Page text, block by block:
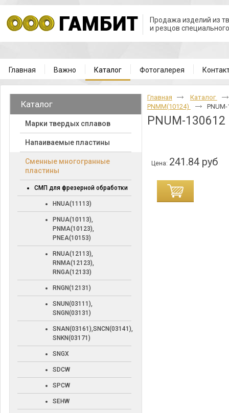
Продажа изделий из
и резцов
Главная Важно Каталог Фотогалерея
Каталог
Марки твердых сплавов
Напаиваемые пластины
Cменные многогранные
пластины
СМП для фрезерной обработки
HNUA(11113)
PNUA(10113),
PNMA(10123),
PNEA(10153)
RNUA(12113),
RNMA(12123),
RNGA(12133)
RNGN(12131)
SNUN(03111),
SNGN(03131)
SNAN(03161),SNCN(03141),
SNKN(03171)
SNGX
SDCW
SPCW
SEHW
Главная
Каталог
PNMM(10124)
PNUM-130612
Цена: 241.84 руб